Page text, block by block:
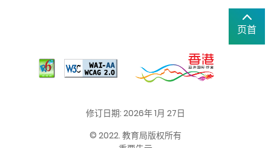
页首
修订日期: 2026年 1月 27日
© 2022. 教育局版权所有